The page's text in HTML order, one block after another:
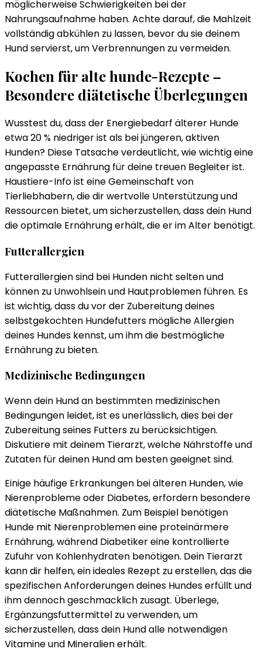
möglicherweise Schwierigkeiten bei der
Nahrungsaufnahme haben. Achte darauf, die Mahlzeit
vollständig abkühlen zu lassen, bevor du sie deinem
Hund servierst, um Verbrennungen zu vermeiden.
Kochen für alte hunde-Rezepte –
Besondere diätetische Überlegungen
Wusstest du, dass der Energiebedarf älterer Hunde
etwa 20 % niedriger ist als bei jüngeren, aktiven
Hunden? Diese Tatsache verdeutlicht, wie wichtig eine
angepasste Ernährung für deine treuen Begleiter ist.
Haustiere-Info ist eine Gemeinschaft von
Tierliebhabern, die dir wertvolle Unterstützung und
Ressourcen bietet, um sicherzustellen, dass dein Hund
die optimale Ernährung erhält, die er im Alter benötigt.
Futterallergien
Futterallergien sind bei Hunden nicht selten und
können zu Unwohlsein und Hautproblemen führen. Es
ist wichtig, dass du vor der Zubereitung deines
selbstgekochten Hundefutters mögliche Allergien
deines Hundes kennst, um ihm die bestmögliche
Ernährung zu bieten.
Medizinische Bedingungen
Wenn dein Hund an bestimmten medizinischen
Bedingungen leidet, ist es unerlässlich, dies bei der
Zubereitung seines Futters zu berücksichtigen.
Diskutiere mit deinem Tierarzt, welche Nährstoffe und
Zutaten für deinen Hund am besten geeignet sind.
Einige häufige Erkrankungen bei älteren Hunden, wie
Nierenprobleme oder Diabetes, erfordern besondere
diätetische Maßnahmen. Zum Beispiel benötigen
Hunde mit Nierenproblemen eine proteinärmere
Ernährung, während Diabetiker eine kontrollierte
Zufuhr von Kohlenhydraten benötigen. Dein Tierarzt
kann dir helfen, ein ideales Rezept zu erstellen, das die
spezifischen Anforderungen deines Hundes erfüllt und
ihm dennoch geschmacklich zusagt. Überlege,
Ergänzungsfuttermittel zu verwenden, um
sicherzustellen, dass dein Hund alle notwendigen
Vitamine und Mineralien erhält.